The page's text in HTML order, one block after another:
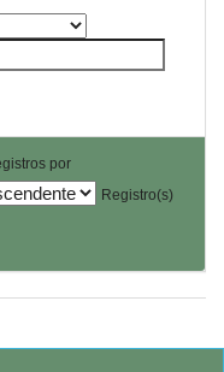
por
Registro(s)